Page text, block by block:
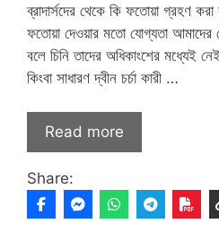
ব্রাদার্সদের থেকে কি ফতোয়া গ্রহণ
ফতোয়া দেওয়ার মতো যোগ্যতা আমাদের
বলে চিনি তাদের অধিকাংশের মধ্যেই
কিংবা সাধারণ দ্বীন চর্চা কারী …
Read more
Share: